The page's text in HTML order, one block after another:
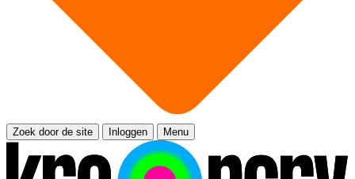
Zoek door de site Inloggen Menu